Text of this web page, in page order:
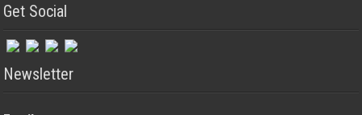
Get Social
Newsletter